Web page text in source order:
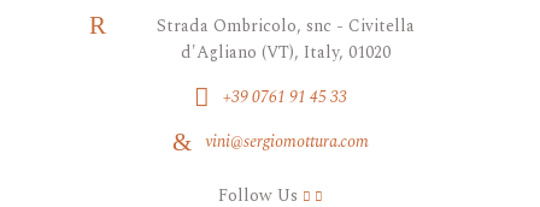
Strada Ombricolo, snc - Civitella
d'Agliano (VT), Italy, 01020
+39 0761 91 45 33
vini@sergiomottura.com
Follow Us